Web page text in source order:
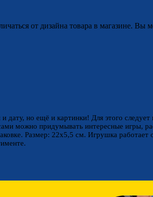
от дизайна товара в магазине.
но ещё и картинки! Для этого
можно придумывать интересные игры,
Размер: 22х5,5 см. Игрушка